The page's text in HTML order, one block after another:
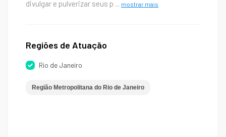
divulgar e pulverizar seus p ... mostrar mais
Regiões de Atuação
Rio de Janeiro
Região Metropolitana do Rio de Janeiro